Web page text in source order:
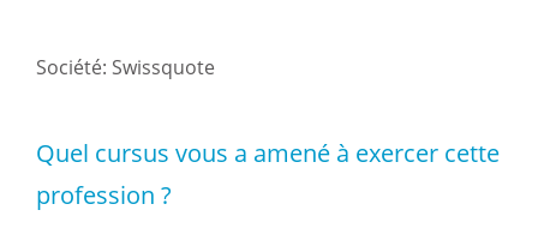
Société: Swissquote
Quel cursus vous a amené à exercer cette
profession ?